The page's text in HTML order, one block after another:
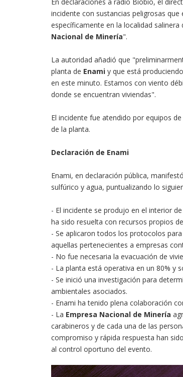
En declaraciones a radio Biobío, el
incidente con sustancias peligrosas
específicamente en la localidad
Nacional de Minería".
La autoridad añadió que
planta de Enami y que está
en este minuto. Estamos con viento
donde se encuentran viviendas".
El incidente fue atendido por equipos
de la planta.
Declaración de Enami
Enami, en declaración pública,
sulfúrico y agua, puntualizando lo
- El incidente se produjo en el interior
ha sido resuelta con recursos propios
- Se aplicaron todos los protocolos
aquellas pertenecientes a empresas
- No fue necesaria la evacuación de
- La planta está operativa en un 80% y
- Se inició una investigación para
ambientales asociados.
- Enami ha tenido plena colaboración
- La Empresa Nacional de Minería
carabineros y de cada una de las
compromiso y rápida respuesta han
al control oportuno del evento.